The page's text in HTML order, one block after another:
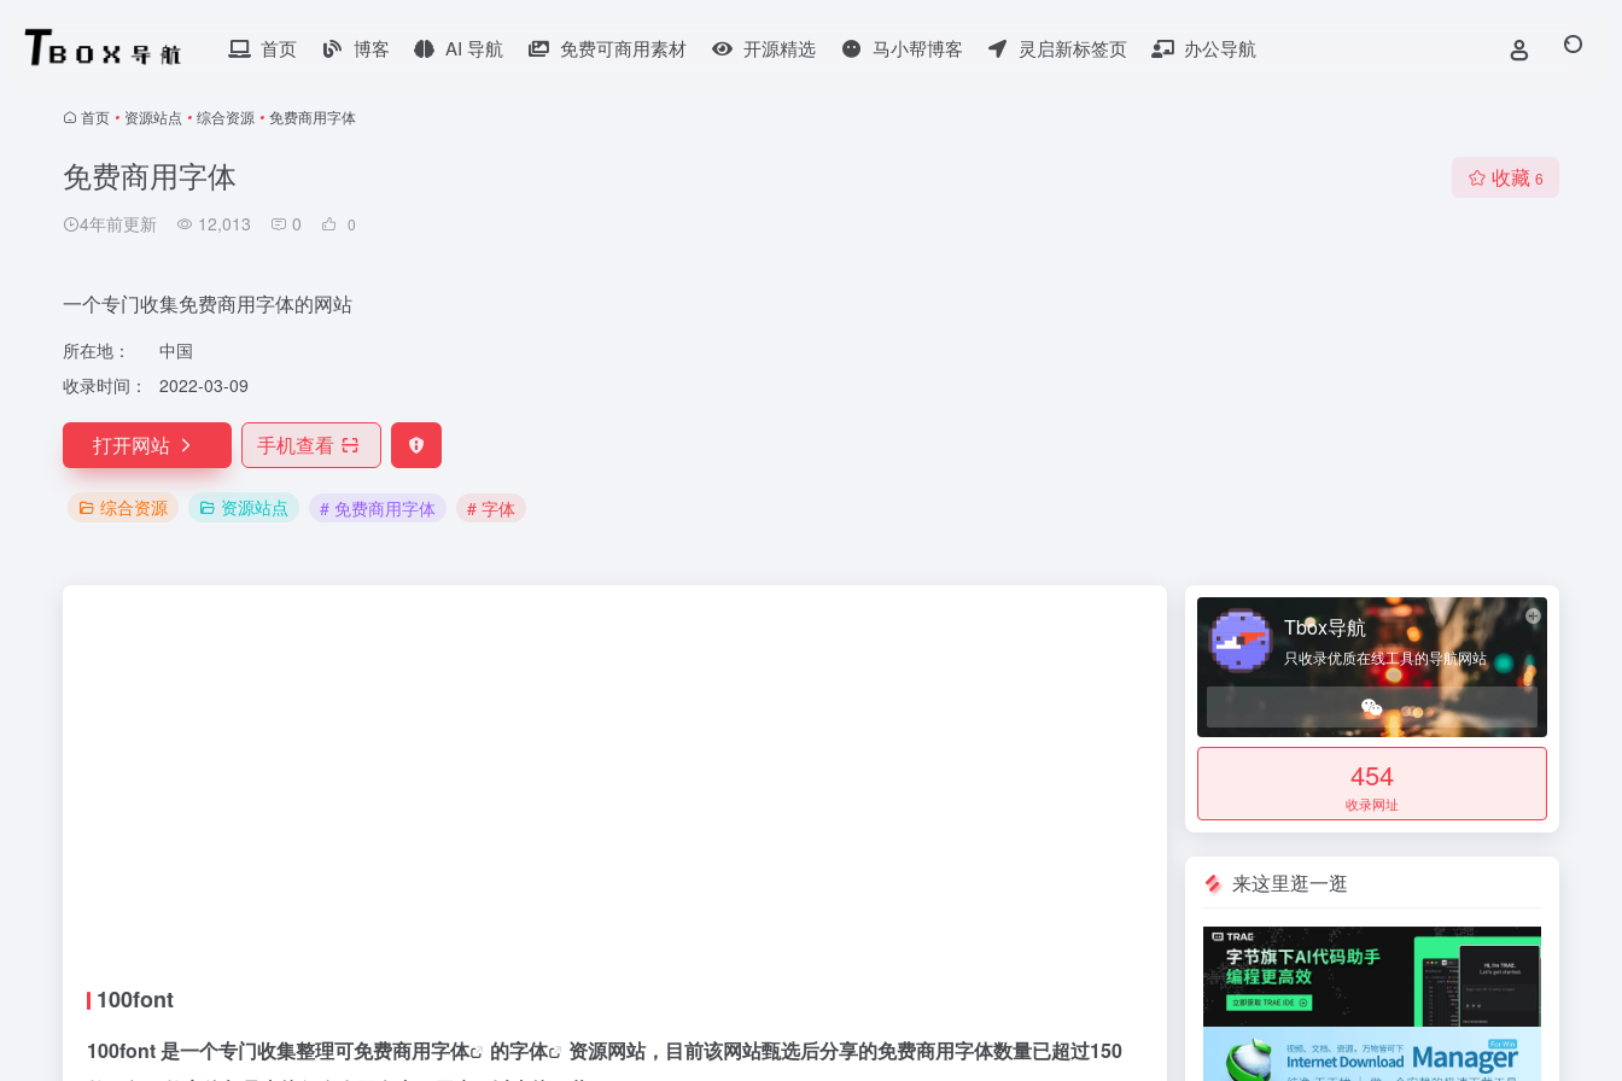
首页 博客 AI 导航 免费可商用素材 开源精选 马小帮博客 灵启新标签页 办公导航
首页 • 资源站点 • 综合资源 • 免费商用字体
免费商用字体
4年前更新 12,013 0 0
收藏 6
一个专门收集免费商用字体的网站
所在地：
中国
收录时间：
2022-03-09
打开网站 手机查看
综合资源 资源站点 # 免费商用字体 # 字体
100font
100font 是一个专门收集整理可免费商用字体 的字体
资源网站，目前该网站甄选后分享的免费商用字体数量已超过150
Tbox导航
只收录优质在线工具的导航网站
454
收录网址
来这里逛一逛